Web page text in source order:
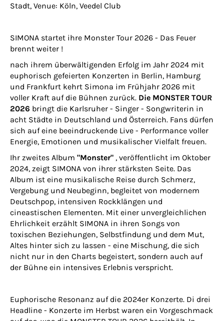
Stadt, Venue: Köln, Veedel Club
SIMONA startet ihre Monster Tour 2026 - Das Feuer
brennt weiter !
nach ihrem überwältigenden Erfolg im Jahr 2024 mit
euphorisch gefeierten Konzerten in Berlin, Hamburg
und Frankfurt kehrt Simona im Frühjahr 2026 mit
voller Kraft auf die Bühnen zurück. Die MONSTER TOUR
2026 bringt die Karlsruher - Singer - Songwriterin in
acht Städte in Deutschland und Österreich. Fans dürfen
sich auf eine beeindruckende Live - Performance voller
Energie, Emotionen und musikalischer Vielfalt freuen.
Ihr zweites Album "Monster" , veröffentlicht im Oktober
2024, zeigt SIMONA von ihrer stärksten Seite. Das
Album ist eine musikalische Reise durch Schmerz,
Vergebung und Neubeginn, begleitet von modernem
Deutschpop, intensiven Rockklängen und
cineastischen Elementen. Mit einer unvergleichlichen
Ehrlichkeit erzählt SIMONA in ihren Songs von
toxischen Beziehungen, Selbstfindung und dem Mut,
Altes hinter sich zu lassen - eine Mischung, die sich
nicht nur in den Charts begeistert, sondern auch auf
der Bühne ein intensives Erlebnis verspricht.
Euphorische Resonanz auf die 2024er Konzerte. Di drei
Headline - Konzerte im Herbst waren ein Vorgeschmack